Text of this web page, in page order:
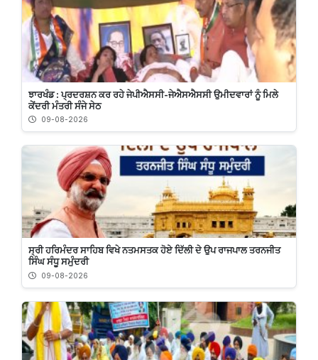
ਝਾਰਖੰਡ : ਪ੍ਰਦਰਸ਼ਨ ਕਰ ਰਹੇ ਜੇਪੀਐਸਸੀ-ਜੇਐਸਐਸਸੀ ਉਮੀਦਵਾਰਾਂ ਨੂੰ ਮਿਲੇ
ਕੇਂਦਰੀ ਮੰਤਰੀ ਸੰਜੇ ਸੇਠ
09-08-2026
ਸ੍ਰੀ ਹਰਿਮੰਦਰ ਸਾਹਿਬ ਵਿਖੇ ਨਤਮਸਤਕ ਹੋਏ ਦਿੱਲੀ ਦੇ ਉਪ ਰਾਜਪਾਲ ਤਰਨਜੀਤ
ਸਿੰਘ ਸੰਧੂ ਸਮੁੰਦਰੀ
09-08-2026